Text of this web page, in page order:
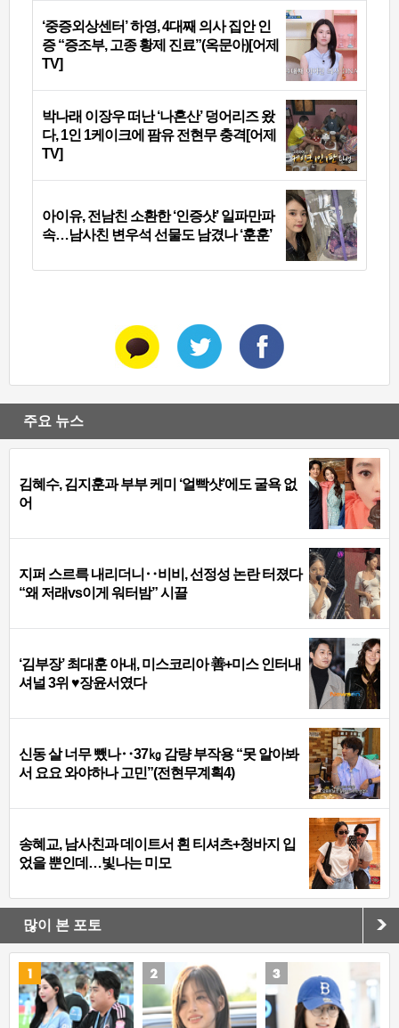
‘중증외상센터’ 하영, 4대째 의사 집안 인
증 “증조부, 고종 황제 진료”(옥문아)[어제
TV]
박나래 이장우 떠난 ‘나혼산’ 덩어리즈 왔
다, 1인 1케이크에 팜유 전현무 충격[어제
TV]
아이유, 전남친 소환한 ‘인증샷’ 일파만파
속…남사친 변우석 선물도 남겼나 ‘훈훈’
주요 뉴스
김혜수, 김지훈과 부부 케미 ‘얼빡샷’에도 굴욕 없
어
지퍼 스르륵 내리더니‥비비, 선정성 논란 터졌다
“왜 저래vs이게 워터밤” 시끌
‘김부장’ 최대훈 아내, 미스코리아 善+미스 인터내
셔널 3위 ♥장윤서였다
신동 살 너무 뺐나‥37㎏ 감량 부작용 “못 알아봐
서 요요 와야하나 고민”(전현무계획4)
송혜교, 남사친과 데이트서 흰 티셔츠+청바지 입
었을 뿐인데…빛나는 미모
많이 본 포토